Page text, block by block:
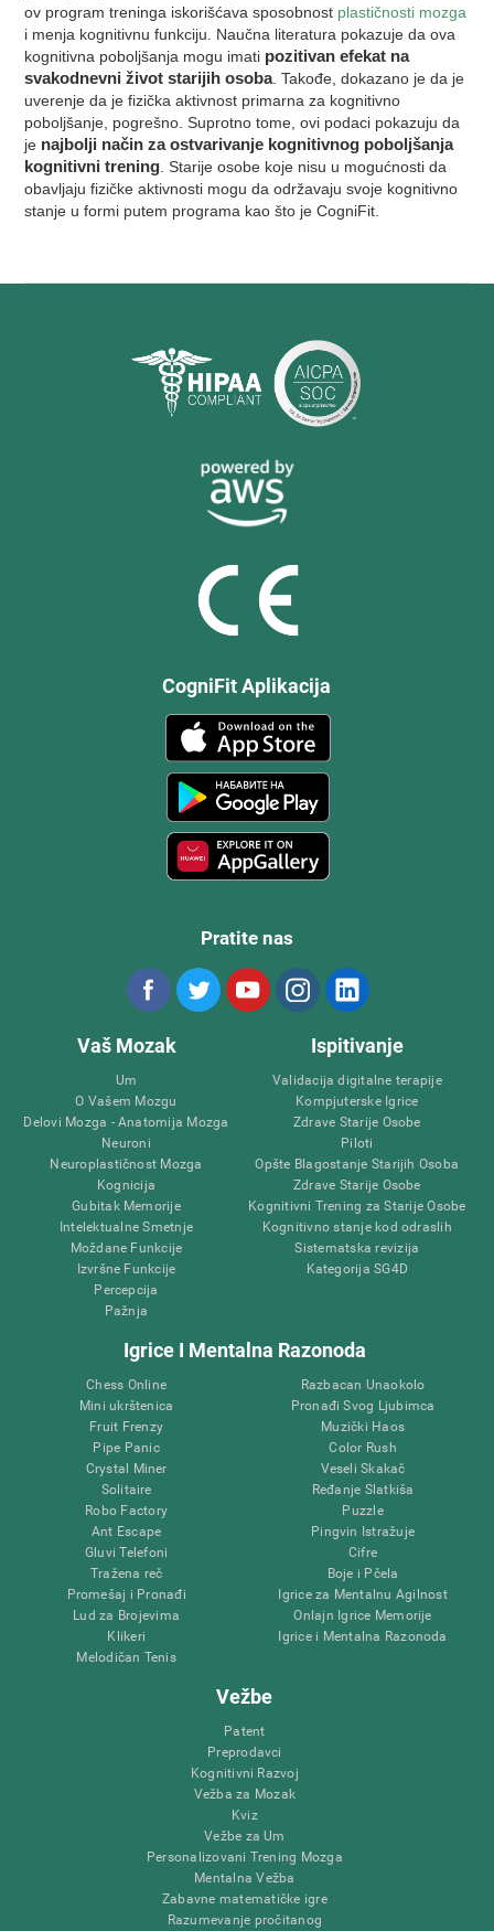
ov program treninga iskorišćava sposobnost plastičnosti mozga
i menja kognitivnu funkciju. Naučna literatura pokazuje da ova
kognitivna poboljšanja mogu imati pozitivan efekat na
svakodnevni život starijih osoba. Takođe, dokazano je da je
uverenje da je fizička aktivnost primarna za kognitivno
poboljšanje, pogrešno. Suprotno tome, ovi podaci pokazuju da
je najbolji način za ostvarivanje kognitivnog poboljšanja
kognitivni trening . Starije osobe koje nisu u mogućnosti da
obavljaju fizičke aktivnosti mogu da održavaju svoje kognitivno
stanje u formi putem programa kao što je CogniFit.
CogniFit Aplikacija
Pratite nas
Vaš Mozak
Um
O Vašem Mozgu
Delovi Mozga - Anatomija Mozga
Neuroni
Neuroplastičnost Mozga
Kognicija
Gubitak Memorije
Intelektualne Smetnje
Moždane Funkcije
Izvršne Funkcije
Percepcija
Pažnja
Ispitivanje
Validacija digitalne terapije
Kompjuterske Igrice
Zdrave Starije Osobe
Piloti
Opšte Blagostanje Starijih Osoba
Zdrave Starije Osobe
Kognitivni Trening za Starije Osobe
Kognitivno stanje kod odraslih
Sistematska revizija
Kategorija SG4D
Igrice I Mentalna Razonoda
Chess Online
Mini ukrštenica
Fruit Frenzy
Pipe Panic
Crystal Miner
Solitaire
Robo Factory
Ant Escape
Gluvi Telefoni
Tražena reč
Promešaj i Pronađi
Lud za Brojevima
Klikeri
Melodičan Tenis
Razbacan Unaokolo
Pronađi Svog Ljubimca
Muzički Haos
Color Rush
Veseli Skakač
Ređanje Slatkiša
Puzzle
Pingvin Istražuje
Cifre
Boje i Pčela
Igrice za Mentalnu Agilnost
Onlajn Igrice Memorije
Igrice i Mentalna Razonoda
Vežbe
Patent
Preprodavci
Kognitivni Razvoj
Vežba za Mozak
Kviz
Vežbe za Um
Personalizovani Trening Mozga
Mentalna Vežba
Zabavne matematičke igre
Razumevanje pročitanog